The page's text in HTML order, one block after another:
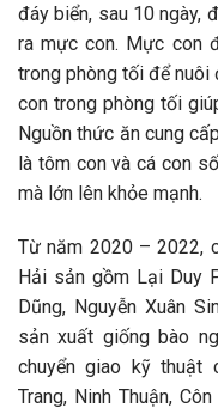
đáy biển, sau 10 ngày,
ra mực con. Mực con
trong phòng tối để nuôi
con trong phòng tối
Nguồn thức ăn cung
là tôm con và cá con
mà lớn lên khỏe mạnh.
Từ năm 2020 – 2022,
Hải sản gồm Lại Duy
Dũng, Nguyễn Xuân
sản xuất giống bào
chuyển giao kỹ thuật
Trang, Ninh Thuận,